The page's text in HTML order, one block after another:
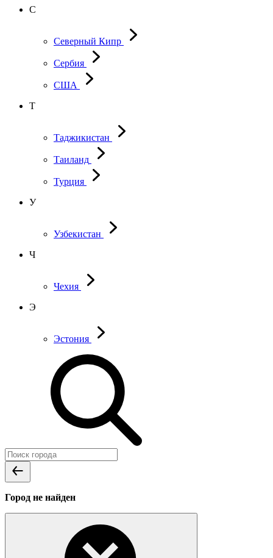
С
Северный Кипр
Сербия
США
Т
Таджикистан
Таиланд
Турция
У
Узбекистан
Ч
Чехия
Э
Эстония
Город не найден